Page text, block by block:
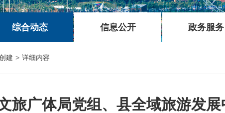
综合动态 信息公开 政务服务
建 > 详细内容
旅广体局党组、县全域旅游发